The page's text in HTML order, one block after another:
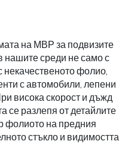
на МВР за подвизите
нашите среди не само с
некачественото фолио,
с автомобили, лепени
висока скорост и дъжд
разлепя от детайлите
фолиото на предния
стъкло и видимостта